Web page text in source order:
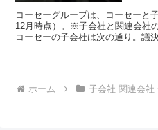
コーセーグループは、コーセーと
12月時点）。※子会社と関連会社
コーセーの子会社は次の通り。議
ホーム 子会社 関連会社